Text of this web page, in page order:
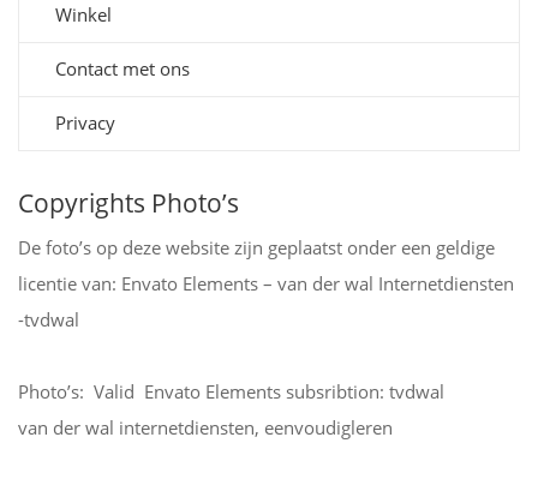
Winkel
Contact met ons
Privacy
Copyrights Photo’s
De foto’s op deze website zijn geplaatst onder een geldige
licentie van: Envato Elements – van der wal Internetdiensten
-tvdwal
Photo’s: Valid Envato Elements subsribtion: tvdwal
van der wal internetdiensten, eenvoudigleren